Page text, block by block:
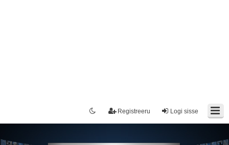
Logi sisse
Registreeru